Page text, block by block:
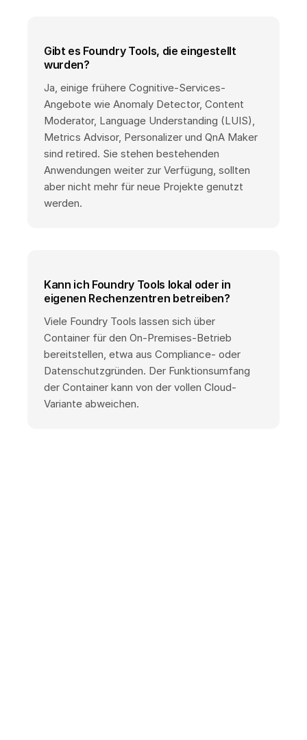
Gibt es Foundry Tools, die eingestellt
wurden?
Ja, einige frühere Cognitive-Services-
Angebote wie Anomaly Detector, Content
Moderator, Language Understanding (LUIS),
Metrics Advisor, Personalizer und QnA Maker
sind retired. Sie stehen bestehenden
Anwendungen weiter zur Verfügung, sollten
aber nicht mehr für neue Projekte genutzt
werden.
Kann ich Foundry Tools lokal oder in
eigenen Rechenzentren betreiben?
Viele Foundry Tools lassen sich über
Container für den On-Premises-Betrieb
bereitstellen, etwa aus Compliance- oder
Datenschutzgründen. Der Funktionsumfang
der Container kann von der vollen Cloud-
Variante abweichen.